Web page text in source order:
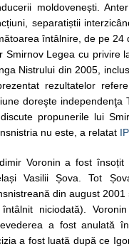
moldovenești.
separatiștii
întâlnire, de pe 24
Smirnov Legea cu privire
Nistrului din 2005,
rezultatelor
doreşte independenţa
propunerile lui
nu este, a relatat
Voronin a fost însoțit
Vasilii Șova. Tot
din august
niciodată).
a fost anulată
a fost luată după ce